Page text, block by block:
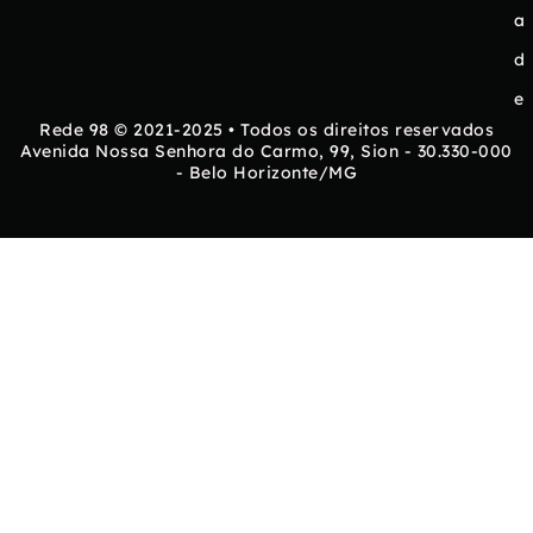
a
d
e
Rede 98 © 2021-2025 • Todos os direitos reservados
Avenida Nossa Senhora do Carmo, 99, Sion - 30.330-000
- Belo Horizonte/MG